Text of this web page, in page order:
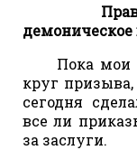
демоническое
Пока мои
круг
сегодня
все ли
за заслуги.